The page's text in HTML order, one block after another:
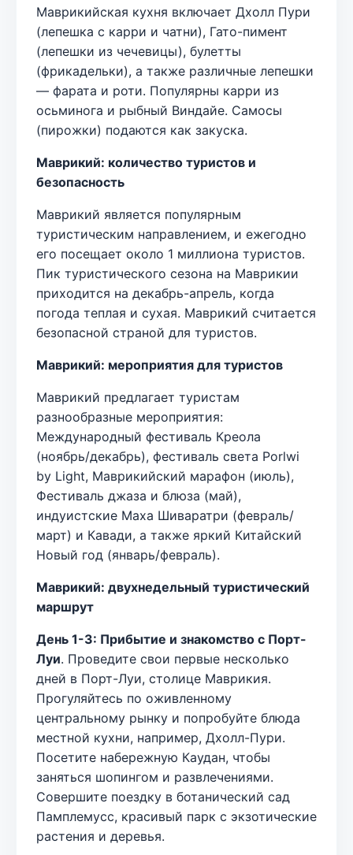
Маврикийская кухня включает Дхолл Пури
(лепешка с карри и чатни), Гато-пимент
(лепешки из чечевицы), булетты
(фрикадельки), а также различные лепешки
— фарата и роти. Популярны карри из
осьминога и рыбный Виндайе. Самосы
(пирожки) подаются как закуска.
Маврикий: количество туристов и
безопасность
Маврикий является популярным
туристическим направлением, и ежегодно
его посещает около 1 миллиона туристов.
Пик туристического сезона на Маврикии
приходится на декабрь-апрель, когда
погода теплая и сухая. Маврикий считается
безопасной страной для туристов.
Маврикий: мероприятия для туристов
Маврикий предлагает туристам
разнообразные мероприятия:
Международный фестиваль Креола
(ноябрь/декабрь), фестиваль света Porlwi
by Light, Маврикийский марафон (июль),
Фестиваль джаза и блюза (май),
индуистские Маха Шиваратри (февраль/
март) и Кавади, а также яркий Китайский
Новый год (январь/февраль).
Маврикий: двухнедельный туристический
маршрут
День 1-3: Прибытие и знакомство с Порт-
Луи. Проведите свои первые несколько
дней в Порт-Луи, столице Маврикия.
Прогуляйтесь по оживленному
центральному рынку и попробуйте блюда
местной кухни, например, Дхолл-Пури.
Посетите набережную Каудан, чтобы
заняться шопингом и развлечениями.
Совершите поездку в ботанический сад
Памплемусс, красивый парк с экзотические
растения и деревья.